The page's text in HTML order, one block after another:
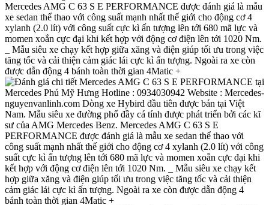
Mercedes AMG C 63 S E PERFORMANCE được đánh giá là mẫu
xe sedan thể thao với công suất mạnh nhất thế giới cho động cơ 4
xylanh (2.0 lít) với công suất cực kì ấn tượng lên tới 680 mã lực và
momen xoắn cực đại khi kết hợp với động cơ điện lên tới 1020 Nm.
_ Mẫu siêu xe chạy kết hợp giữa xăng và điện giúp tối ưu trong việc
tăng tốc và cải thiện cảm giác lái cực kì ấn tượng. Ngoài ra xe còn
được dẫn động 4 bánh toàn thời gian 4Matic +